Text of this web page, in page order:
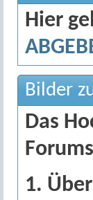
Hier
Bilder
Das
1.